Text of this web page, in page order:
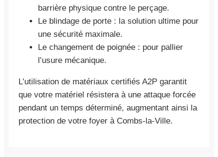
barrière physique contre le perçage.
Le blindage de porte : la solution ultime pour
une sécurité maximale.
Le changement de poignée : pour pallier
l’usure mécanique.
L’utilisation de matériaux certifiés A2P garantit
que votre matériel résistera à une attaque forcée
pendant un temps déterminé, augmentant ainsi la
protection de votre foyer à Combs-la-Ville.